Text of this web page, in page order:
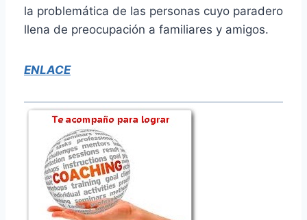
la problemática de las personas cuyo paradero
llena de preocupación a familiares y amigos.
ENLACE